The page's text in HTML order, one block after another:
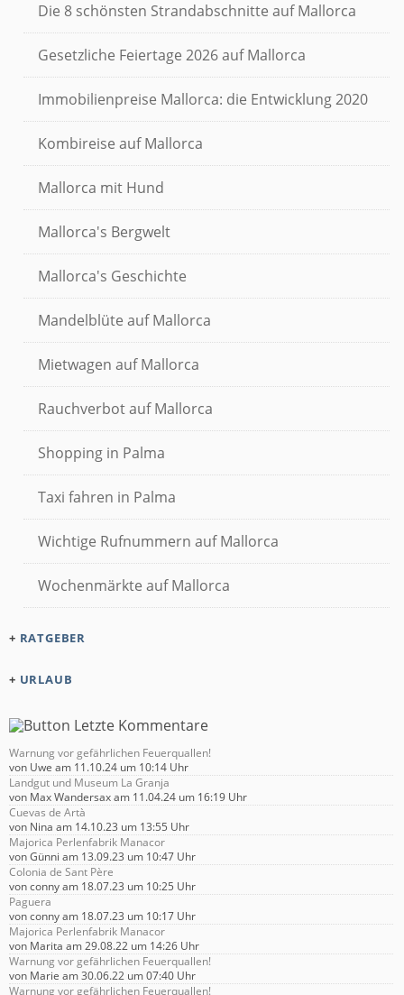
Die 8 schönsten Strandabschnitte auf Mallorca
Gesetzliche Feiertage 2026 auf Mallorca
Immobilienpreise Mallorca: die Entwicklung 2020
Kombireise auf Mallorca
Mallorca mit Hund
Mallorca's Bergwelt
Mallorca's Geschichte
Mandelblüte auf Mallorca
Mietwagen auf Mallorca
Rauchverbot auf Mallorca
Shopping in Palma
Taxi fahren in Palma
Wichtige Rufnummern auf Mallorca
Wochenmärkte auf Mallorca
+ RATGEBER
+ URLAUB
Warnung vor gefährlichen Feuerquallen!
von Uwe am 11.10.24 um 10:14 Uhr
Landgut und Museum La Granja
von Max Wandersaxam 11.04.24 um 16:19 Uhr
Cuevas de Artà
von Nina am 14.10.23 um 13:55 Uhr
Majorica Perlenfabrik Manacor
vonGünni am 13.09.23 um 10:47 Uhr
Colonia de Sant Père
vonconnyam 18.07.23 um 10:25 Uhr
Paguera
vonconnyam 18.07.23 um 10:17 Uhr
Majorica Perlenfabrik Manacor
von Marita am 29.08.22 um 14:26 Uhr
Warnung vor gefährlichen Feuerquallen!
von Marie am 30.06.22 um 07:40 Uhr
Warnung vor gefährlichen Feuerquallen!